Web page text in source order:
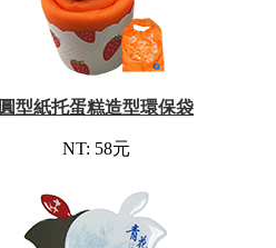
圓型紙托蛋糕造型環保袋
NT: 58元